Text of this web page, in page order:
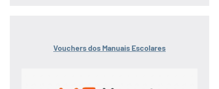
Vouchers dos Manuais Escolares